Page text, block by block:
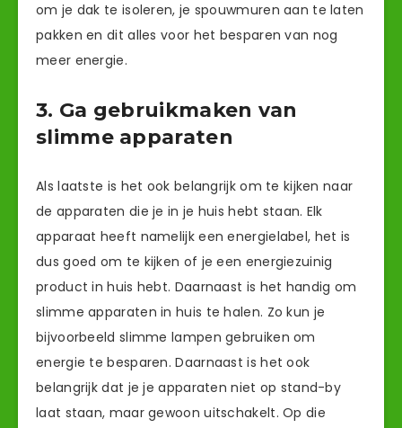
om je dak te isoleren, je spouwmuren aan te laten
pakken en dit alles voor het besparen van nog
meer energie.
3. Ga gebruikmaken van
slimme apparaten
Als laatste is het ook belangrijk om te kijken naar
de apparaten die je in je huis hebt staan. Elk
apparaat heeft namelijk een energielabel, het is
dus goed om te kijken of je een energiezuinig
product in huis hebt. Daarnaast is het handig om
slimme apparaten in huis te halen. Zo kun je
bijvoorbeeld slimme lampen gebruiken om
energie te besparen. Daarnaast is het ook
belangrijk dat je je apparaten niet op stand-by
laat staan, maar gewoon uitschakelt. Op die